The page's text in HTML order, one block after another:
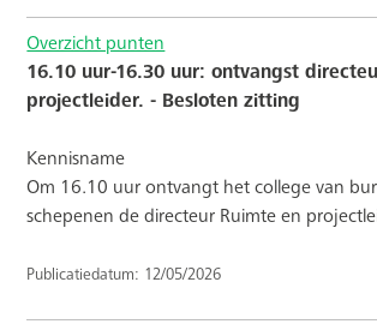
Overzicht punten
16.10 uur-16.30 uur: ontvangst
projectleider. - Besloten zitting
Kennisname
Om 16.10 uur ontvangt het college van
schepenen de directeur Ruimte en
Publicatiedatum: 12/05/2026